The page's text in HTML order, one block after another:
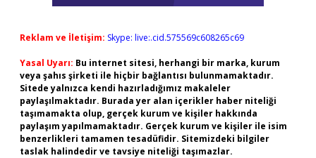
Reklam ve İletişim: Skype: live:.cid.575569c608265c69
Yasal Uyarı: Bu internet sitesi, herhangi bir marka, kurum
veya şahıs şirketi ile hiçbir bağlantısı bulunmamaktadır.
Sitede yalnızca kendi hazırladığımız makaleler
paylaşılmaktadır. Burada yer alan içerikler haber niteliği
taşımamakta olup, gerçek kurum ve kişiler hakkında
paylaşım yapılmamaktadır. Gerçek kurum ve kişiler ile isim
benzerlikleri tamamen tesadüfidir. Sitemizdeki bilgiler
taslak halindedir ve tavsiye niteliği taşımazlar.